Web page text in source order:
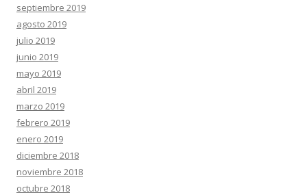
septiembre 2019
agosto 2019
julio 2019
junio 2019
mayo 2019
abril 2019
marzo 2019
febrero 2019
enero 2019
diciembre 2018
noviembre 2018
octubre 2018